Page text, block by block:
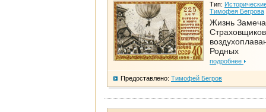
Тип:
Тимофея Бегрова
Жизнь
Родных
подробнее
Предоставлено: Тимофей Бегров